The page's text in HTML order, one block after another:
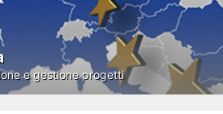
e gestione progetti